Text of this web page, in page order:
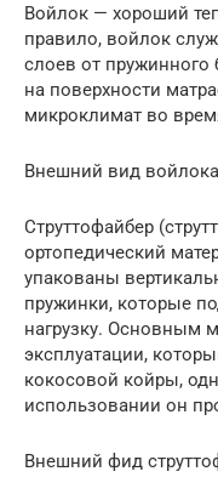
Войлок — хороший
правило, войлок
слоев от пружинного
на поверхности
микроклимат во
Внешний вид войлока
Струттофайбер
ортопедический
упакованы
пружинки, которые
нагрузку. Основным
эксплуатации,
кокосовой койры,
использовании он
Внешний фид